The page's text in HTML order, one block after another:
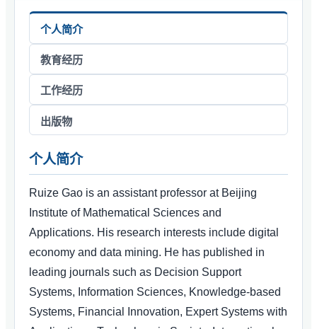
个人简介
教育经历
工作经历
出版物
个人简介
Ruize Gao is an assistant professor at Beijing
Institute of Mathematical Sciences and
Applications. His research interests include digital
economy and data mining. He has published in
leading journals such as Decision Support
Systems, Information Sciences, Knowledge-based
Systems, Financial Innovation, Expert Systems with